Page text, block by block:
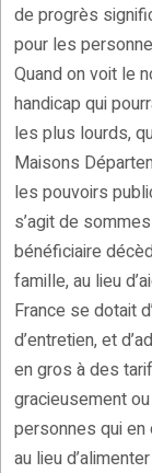
de progrès
pour les
Quand on voit le
handicap qui
les plus lourds,
Maisons
les pouvoirs
s’agit de
bénéficiaire
famille, au lieu
France se dotait
d’entretien, et
en gros à des
gracieusement
personnes qui
au lieu